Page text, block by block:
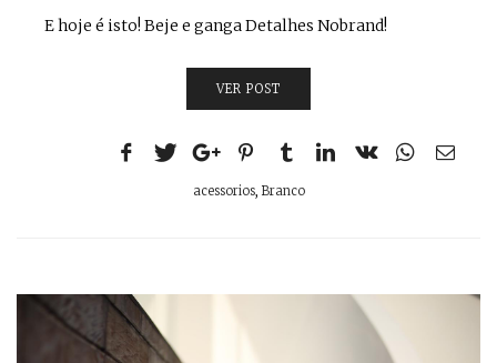
E hoje é isto! Beje e ganga Detalhes Nobrand!
VER POST
acessorios, Branco